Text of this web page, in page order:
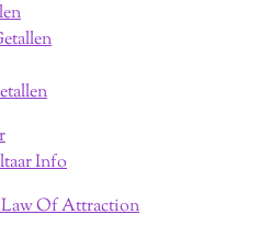
Info
Law Of Attraction